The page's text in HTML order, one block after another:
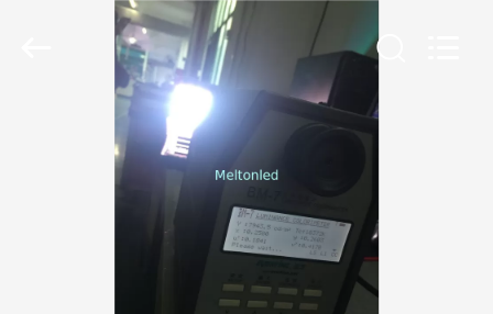
ΠΡΟΪΌΝΤΑ